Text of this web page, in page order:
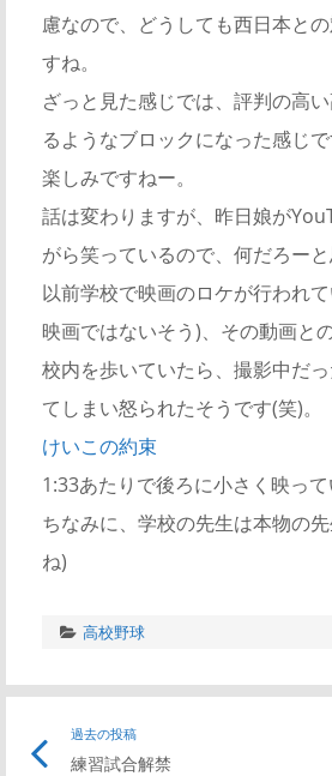
慮なので、どうしても西日本と
すね。
ざっと見た感じでは、評判の高
るようなブロックになった感じで
楽しみですねー。
話は変わりますが、昨日娘が
がら笑っているので、何だろーと
以前学校で映画のロケが行われ
映画ではないそう)、その動画との
校内を歩いていたら、撮影中だ
てしまい怒られたそうです(笑)。
けいこの約束
1:33あたりで後ろに小さく映って
ちなみに、学校の先生は本物の
ね)
高校野球
過去の投稿
練習試合解禁